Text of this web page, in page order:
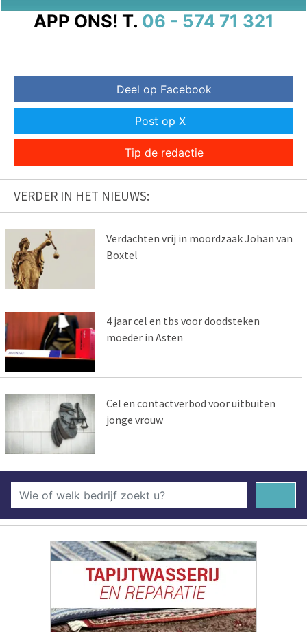
APP ONS! T. 06 - 574 71 321
Deel op Facebook
Post op X
Tip de redactie
VERDER IN HET NIEUWS:
Verdachten vrij in moordzaak Johan van
Boxtel
4 jaar cel en tbs voor doodsteken
moeder in Asten
Cel en contactverbod voor uitbuiten
jonge vrouw